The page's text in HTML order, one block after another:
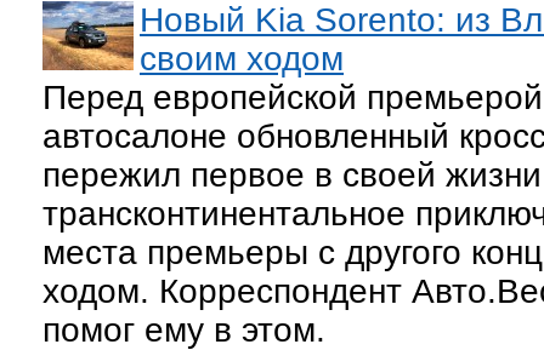
Новый Kia Sorento: из
своим ходом
Перед европейской
автосалоне обновленный
пережил первое в своей жизни
трансконтинентальное
места премьеры с другого
ходом. Корреспондент
помог ему в этом.